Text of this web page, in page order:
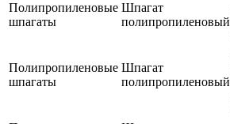
Полипропиленовые
шпагаты
Шпагат
полипропиленовый
Полипропиленовые
шпагаты
Шпагат
полипропиленовый